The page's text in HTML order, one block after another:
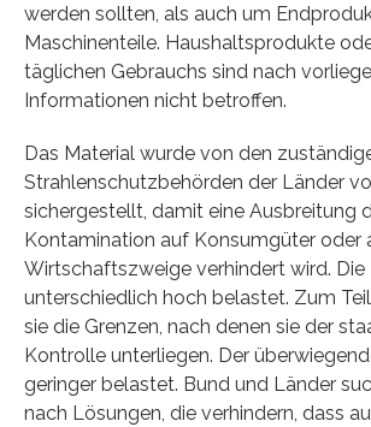
werden sollten, als auch um
Maschinenteile. Haushaltsprodukte
täglichen Gebrauchs sind nach
Informationen nicht betroffen.
Das Material wurde von den
Strahlenschutzbehörden der Länder
sichergestellt, damit eine Ausbreitung
Kontamination auf Konsumgüter oder
Wirtschaftszweige verhindert wird. Die
unterschiedlich hoch belastet. Zum
sie die Grenzen, nach denen sie der
Kontrolle unterliegen. Der
geringer belastet. Bund und Länder
nach Lösungen, die verhindern, dass